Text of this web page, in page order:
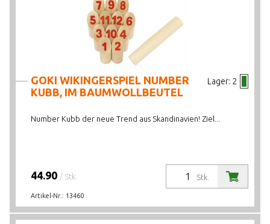
Lager: 2
GOKI WIKINGERSPIEL NUMBER
KUBB, IM BAUMWOLLBEUTEL
Number Kubb der neue Trend aus Skandinavien! Ziel...
Stk.
44.90 / Stk.
Artikel-Nr.: 13460